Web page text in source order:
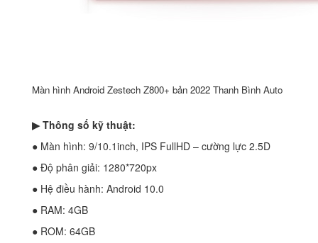
Màn hình Android Zestech Z800+ bản 2022 Thanh Bình Auto
▶ Thông số kỹ thuật:
● Màn hình: 9/10.1inch, IPS FullHD – cường lực 2.5D
● Độ phân giải: 1280*720px
● Hệ điều hành: Android 10.0
● RAM: 4GB
● ROM: 64GB